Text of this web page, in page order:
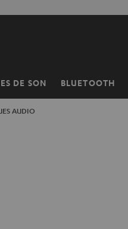
DE SON BLUETOOTH
AUDIO